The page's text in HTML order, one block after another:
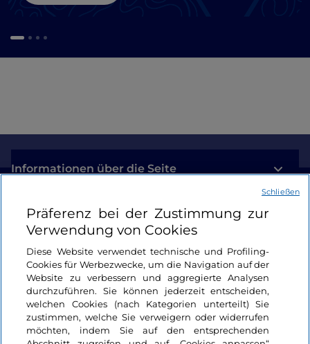
Informationen über die Seite
Nützliche Links
Login
Bleiben wir in Kontakt
Präferenz bei der Zustimmung zur
Verwendung von Cookies
Diese Website verwendet technische und Profiling-
Cookies für Werbezwecke, um die Navigation auf der
Website zu verbessern und aggregierte Analysen
durchzuführen. Sie können jederzeit entscheiden,
welchen Cookies (nach Kategorien unterteilt) Sie
zustimmen, welche Sie verweigern oder widerrufen
möchten, indem Sie auf den entsprechenden
Schließen